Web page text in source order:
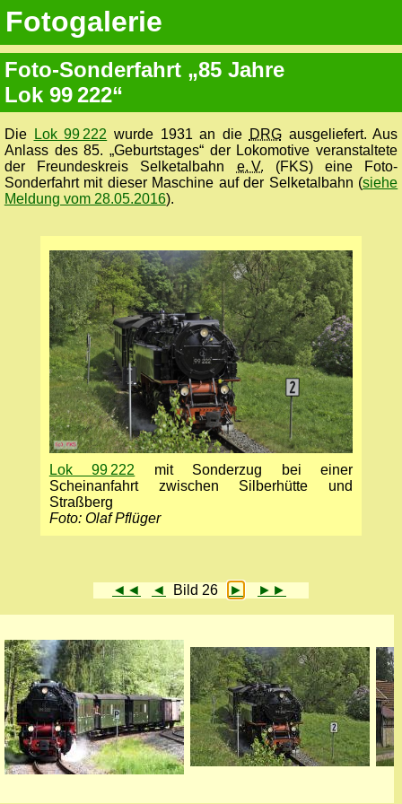
Fotogalerie
Foto-Sonderfahrt „85 Jahre
Lok 99 222“
Die Lok 99 222 wurde 1931 an die DRGausgeliefert. Aus
Anlass des 85. „Geburtstages“ der Lokomotive veranstaltete
der Freundeskreis Selketalbahn e. V. (FKS) eine Foto-
Sonderfahrt mit dieser Maschine auf der Selketalbahn (siehe
Meldung vom 28.05.2016).
Lok 99 222 mit Sonderzug bei einer
Scheinanfahrt zwischen Silberhütte und
Straßberg
Foto: Olaf Pflüger
◄◄ ◄ Bild 26 ► ►►